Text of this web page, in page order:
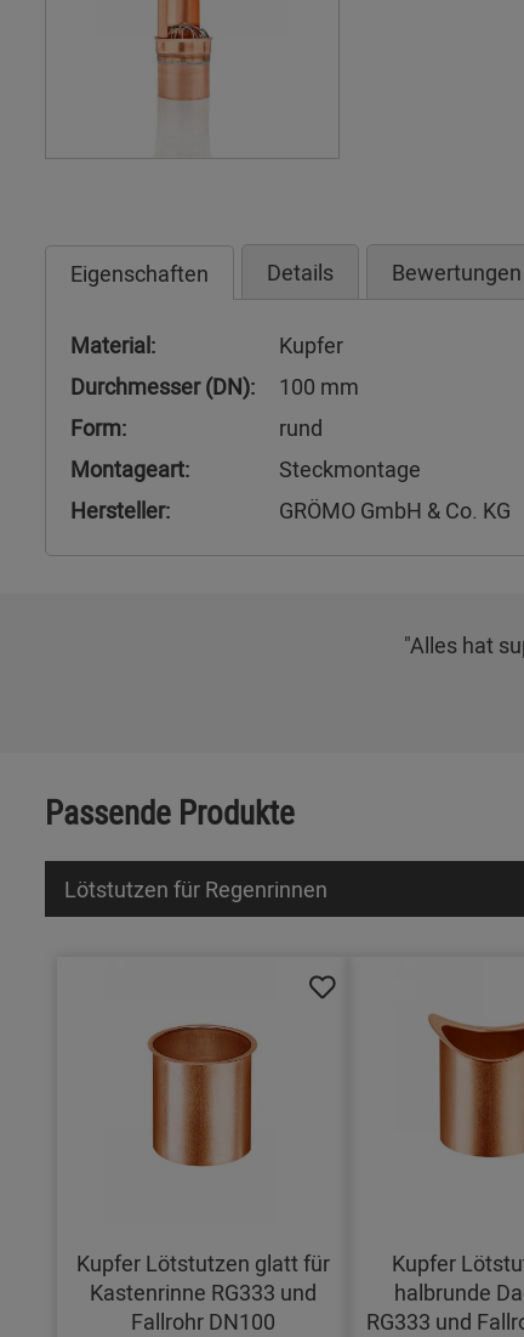
Eigenschaften Details Bewertungen
Material:
Kupfer
Durchmesser (DN):
100 mm
Form:
rund
Montageart:
Steckmontage
Hersteller:
GRÖMO GmbH & Co. KG
"Alles hat
Passende Produkte
Lötstutzen für Regenrinnen
Kupfer Lötstutzen glatt für
Kastenrinne RG333 und
Fallrohr DN100
Kupfer
halbrunde
RG333 und